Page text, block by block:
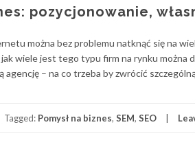
pozycjonowanie,
można bez problemu natknąć się na
wiele jest tego typu firm na rynku można
agencję – na co trzeba by zwrócić
Tagged: Pomysł na biznes, SEM, SEO